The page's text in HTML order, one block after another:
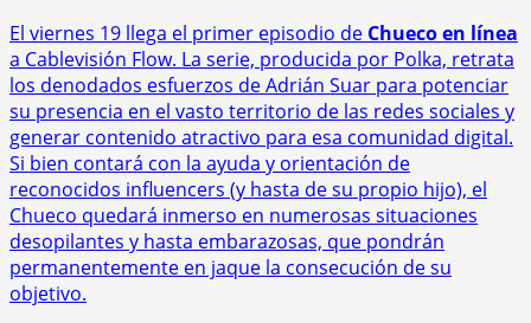
El viernes 19 llega el primer episodio de Chueco en línea
a Cablevisión Flow. La serie, producida por Polka, retrata
los denodados esfuerzos de Adrián Suar para potenciar
su presencia en el vasto territorio de las redes sociales y
generar contenido atractivo para esa comunidad digital.
Si bien contará con la ayuda y orientación de
reconocidos influencers (y hasta de su propio hijo), el
Chueco quedará inmerso en numerosas situaciones
desopilantes y hasta embarazosas, que pondrán
permanentemente en jaque la consecución de su
objetivo.